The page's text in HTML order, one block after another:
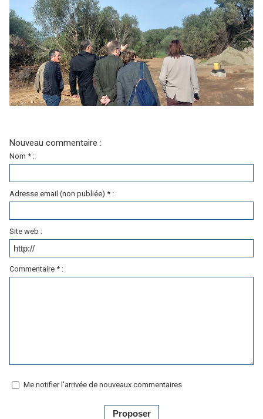
Nouveau commentaire :
Nom * :
Adresse email (non publiée) * :
Site web :
Commentaire * :
Me notifier l'arrivée de nouveaux commentaires